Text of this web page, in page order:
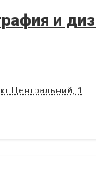
и
Центральний, 1